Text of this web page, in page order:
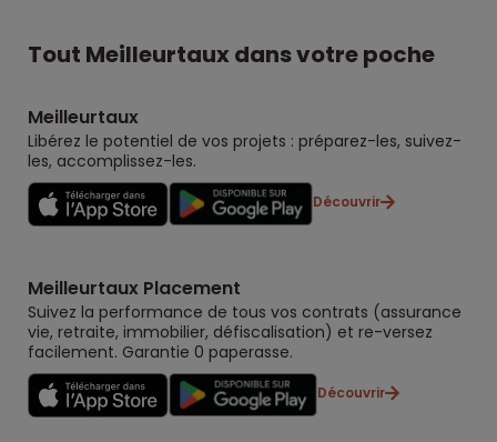
Tout Meilleurtaux dans votre poche
Meilleurtaux
Libérez le potentiel de vos projets : préparez-les, suivez-
les, accomplissez-les.
Découvrir
Meilleurtaux Placement
Suivez la performance de tous vos contrats (assurance
vie, retraite, immobilier, défiscalisation) et re-versez
facilement. Garantie 0 paperasse.
Découvrir